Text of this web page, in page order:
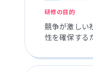
研修の目的
競争が激しい
性を確保する
を通して、旧